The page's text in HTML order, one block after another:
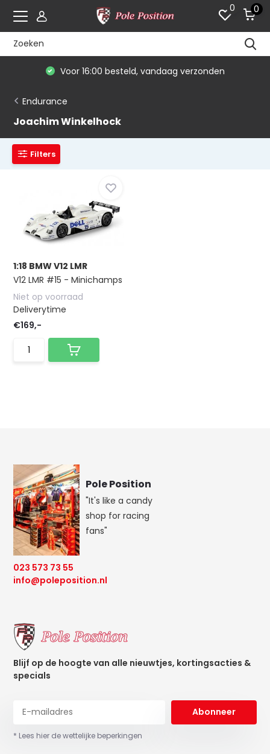
0 0
Voor 16:00 besteld, vandaag verzonden
Endurance
Joachim Winkelhock
Filters
1:18 BMW V12 LMR
V12 LMR #15 - Minichamps
Niet op voorraad
Deliverytime
€169,-
Pole Position
"It's like a candy
shop for racing
fans"
023 573 73 55
info@poleposition.nl
Blijf op de hoogte van alle nieuwtjes, kortingsacties &
specials
Abonneer
* Lees hier de wettelijke beperkingen